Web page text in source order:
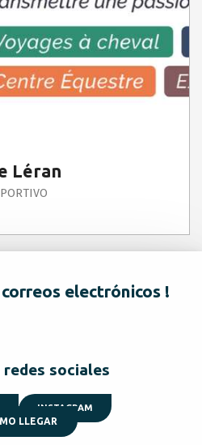
Léran
electrónicos !
sociales
INSTAGRAM
LLEGAR